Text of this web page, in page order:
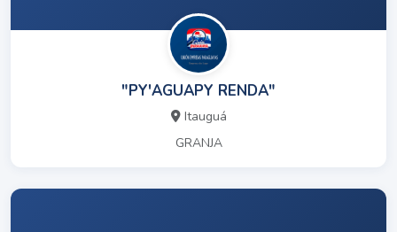
"PY'AGUAPY RENDA"
Itauguá
GRANJA